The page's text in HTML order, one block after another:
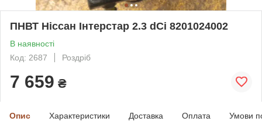
ПНВТ Ніссан Інтерстар 2.3 dCi 8201024002
В наявності
Код: 2687
Роздріб
7 659 ₴
Опис Характеристики Доставка Оплата Умови